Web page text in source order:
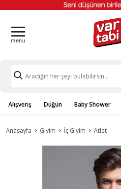
Alışveriş Düğün Baby Shower
Anasayfa Giyim İç Giyim Atlet